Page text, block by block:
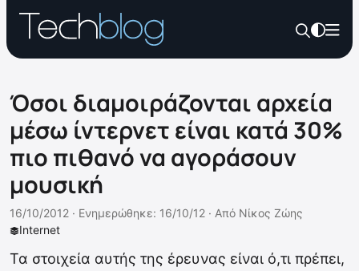
Όσοι διαμοιράζονται αρχεία
μέσω ίντερνετ είναι κατά 30%
πιο πιθανό να αγοράσουν
μουσική
Internet
16/10/2012 · Ενημερώθηκε: 16/10/12 · Από Νίκος Ζώης
Τα στοιχεία αυτής της έρευνας είναι ό,τι πρέπει,